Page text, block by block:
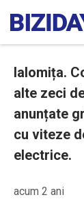
Ialomița.
alte zeci
anunțate
cu viteze
electrice.
acum 2 ani